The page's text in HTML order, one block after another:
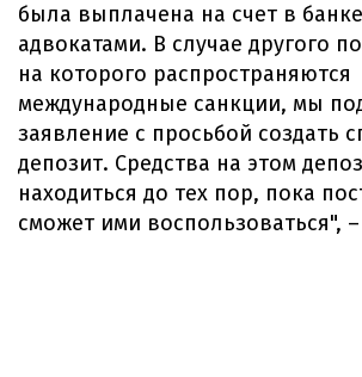
была выплачена на счет в
адвокатами. В случае другого
на которого распространяются
международные санкции, мы
заявление с просьбой создать
депозит. Средства на этом
находиться до тех пор, пока
сможет ими воспользоваться",